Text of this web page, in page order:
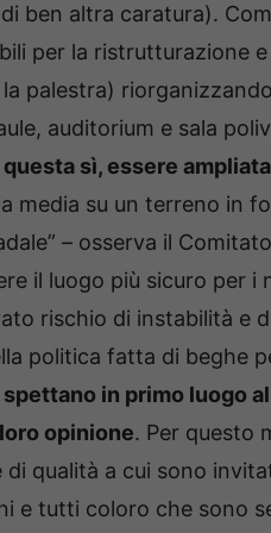
ben altra caratura).
per la ristrutturazione
palestra)
auditorium e sala
sì, essere
media su un terreno in
– osserva il
il luogo più sicuro per
rischio di instabilità e
politica fatta di beghe
in primo luogo
opinione. Per questo
qualità a cui sono
e tutti coloro che sono